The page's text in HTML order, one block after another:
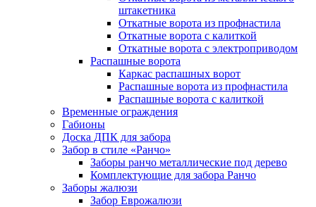
штакетника
Откатные ворота из профнастила
Откатные ворота с калиткой
Откатные ворота с электроприводом
Распашные ворота
Каркас распашных ворот
Распашные ворота из профнастила
Распашные ворота с калиткой
Временные ограждения
Габионы
Доска ДПК для забора
Забор в стиле «Ранчо»
Заборы ранчо металлические под дерево
Комплектующие для забора Ранчо
Заборы жалюзи
Забор Еврожалюзи